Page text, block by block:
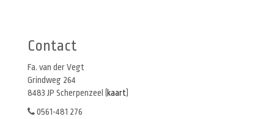
Contact
Fa. van der Vegt
Grindweg 264
8483 JP Scherpenzeel (kaart)
0561-481 276